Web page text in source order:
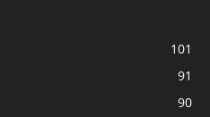
101
91
90